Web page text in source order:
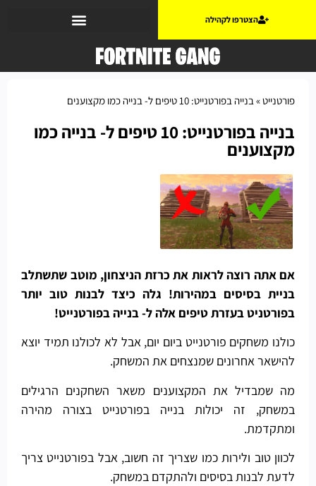
הצטרפו לקהילה
פורטנייט»בנייה בפורטנייט: 10 טיפים ל- בנייה כמו מקצוענים
בנייה בפורטנייט: 10 טיפים ל- בנייה כמו
מקצוענים
אם אתה רוצה לראות את כרזת הניצחון, מוטב שתשתלב
בניית בסיסים במהירות! גלה כיצד לבנות טוב יותר
בפורטניט בעזרת טיפים אלה ל- בנייה בפורטנייט!
כולנו משחקים פורטנייט ביום יום, אבל לא לכולנו תמיד יוצא
להישאר אחרונים שמנצחים את המשחק.
מה שמבדיל את המקצוענים משאר השחקנים הרגילים
במשחק, זה יכולות בנייה בפורטנייט בצורה מהירה
ומתקדמת.
לכוון טוב ולירות כמו שצריך זה חשוב, אבל בפורטנייט צריך
לדעת לבנות בסיסים ולהתקדם במשחק.